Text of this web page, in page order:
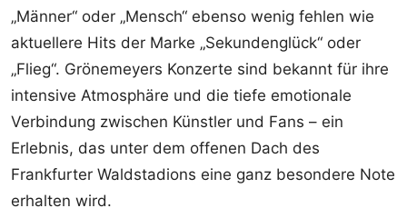
„Männer“ oder „Mensch“ ebenso wenig fehlen wie
aktuellere Hits der Marke „Sekundenglück“ oder
„Flieg“. Grönemeyers Konzerte sind bekannt für ihre
intensive Atmosphäre und die tiefe emotionale
Verbindung zwischen Künstler und Fans – ein
Erlebnis, das unter dem offenen Dach des
Frankfurter Waldstadions eine ganz besondere Note
erhalten wird.